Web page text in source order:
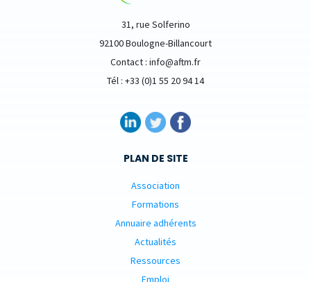
31, rue Solferino
92100 Boulogne-Billancourt
Contact : info@aftm.fr
Tél : +33 (0)1 55 20 94 14
PLAN DE SITE
Association
Formations
Annuaire adhérents
Actualités
Ressources
Emploi